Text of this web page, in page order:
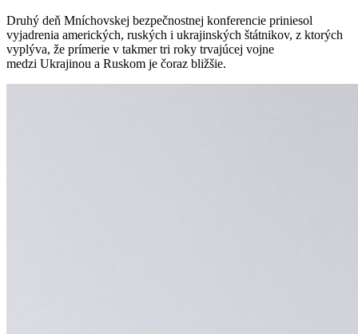
Druhý deň Mníchovskej bezpečnostnej konferencie priniesol
vyjadrenia amerických, ruských i ukrajinských štátnikov, z ktorých
vyplýva, že prímerie v takmer tri roky trvajúcej vojne
medzi Ukrajinou a Ruskom je čoraz bližšie.